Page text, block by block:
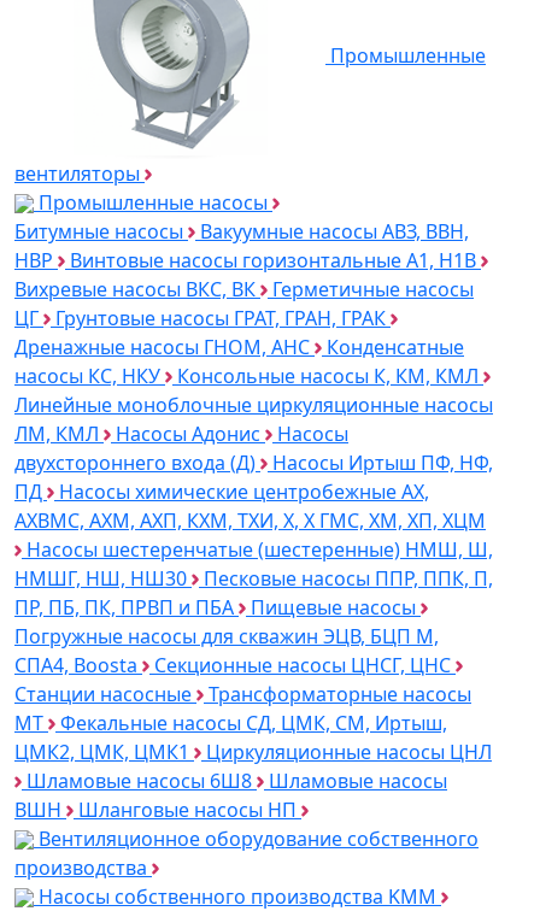
Промышленные
вентиляторы
Промышленные насосы
Битумные насосы
Вакуумные насосы АВЗ, ВВН,
НВР
Винтовые насосы горизонтальные А1, Н1В
Вихревые насосы ВКС, ВК
Герметичные насосы
ЦГ
Грунтовые насосы ГРАТ, ГРАН, ГРАК
Дренажные насосы ГНОМ, АНС
Конденсатные
насосы КС, НКУ
Консольные насосы К, КМ, КМЛ
Линейные моноблочные циркуляционные насосы
ЛМ, КМЛ
Насосы Адонис
Насосы
двухстороннего входа (Д)
Насосы Иртыш ПФ, НФ,
ПД
Насосы химические центробежные АХ,
АХВМС, АХМ, АХП, КХМ, ТХИ, Х, Х ГМС, ХМ, ХП, ХЦМ
Насосы шестеренчатые (шестеренные) НМШ, Ш,
НМШГ, НШ, НШ30
Песковые насосы ППР, ППК, П,
ПР, ПБ, ПК, ПРВП и ПБА
Пищевые насосы
Погружные насосы для скважин ЭЦВ, БЦП М,
СПА4, Boosta
Секционные насосы ЦНСГ, ЦНС
Станции насосные
Трансформаторные насосы
МТ
Фекальные насосы СД, ЦМК, СМ, Иртыш,
ЦМК2, ЦМК, ЦМК1
Циркуляционные насосы ЦНЛ
Шламовые насосы 6Ш8
Шламовые насосы
ВШН
Шланговые насосы НП
Вентиляционное оборудование собственного
производства
Насосы собственного производства KMM